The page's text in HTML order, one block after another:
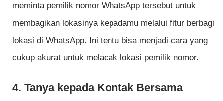
meminta pemilik nomor WhatsApp tersebut untuk
membagikan lokasinya kepadamu melalui fitur berbagi
lokasi di WhatsApp. Ini tentu bisa menjadi cara yang
cukup akurat untuk melacak lokasi pemilik nomor.
4. Tanya kepada Kontak Bersama